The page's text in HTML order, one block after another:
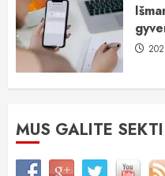
MUS GALITE SEKTI